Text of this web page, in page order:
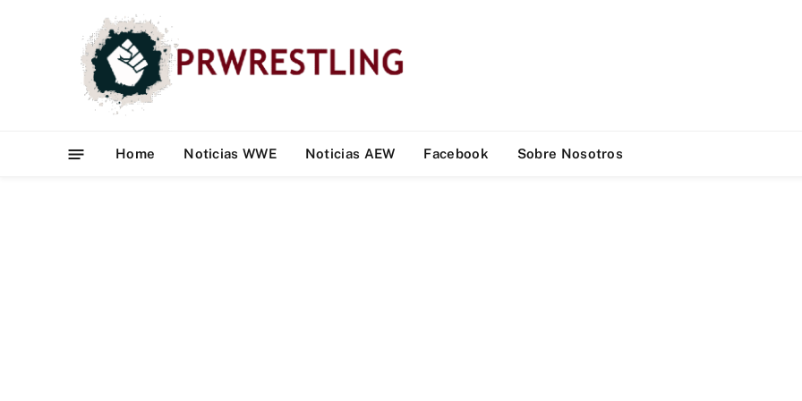
Home Noticias WWE Noticias AEW Facebook Sobre Nosotros